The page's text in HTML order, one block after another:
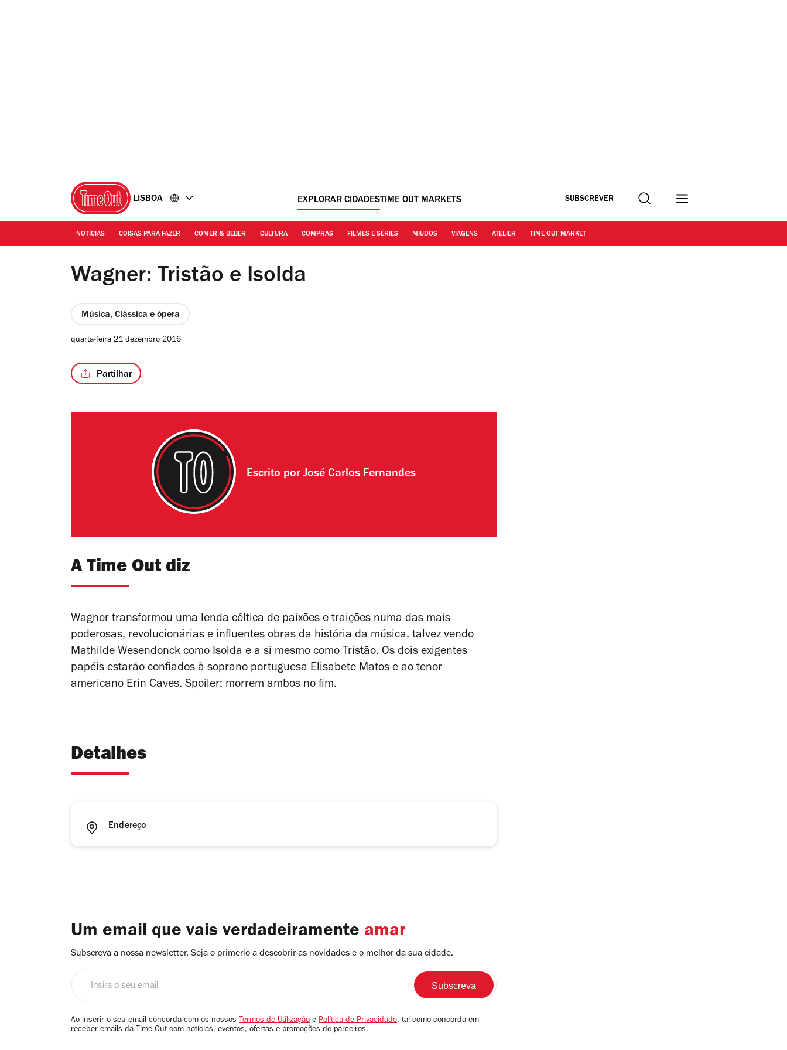
LISBOA EXPLORAR CIDADESTIME OUT MARKETS SUBSCREVER Procurar
NOTÍCIAS COISAS PARA FAZER COMER & BEBER CULTURA COMPRAS FILMES E SÉRIES MIÚDOS VIAGENS ATELIER TIME OUT MARKET
Wagner: Tristão e Isolda
Música, Clássica e ópera
quarta-feira 21 dezembro 2016
Partilhar
Escrito por José Carlos Fernandes
A Time Out diz
Wagner transformou uma lenda céltica de paixões e traições numa das mais
poderosas, revolucionárias e influentes obras da história da música, talvez vendo
Mathilde Wesendonck como Isolda e a si mesmo como Tristão. Os dois exigentes
papéis estarão confiados à soprano portuguesa Elisabete Matos e ao tenor
americano Erin Caves. Spoiler: morrem ambos no fim.
Detalhes
Endereço
Um email que vais verdadeiramente amar
Subscreva a nossa newsletter. Seja o primerio a descobrir as novidades e o melhor da sua cidade.
email
Ao inserir o seu email concorda com os nossos Termos de Utilização e Política de Privacidade, tal como concorda em
receber emails da Time Out com notícias, eventos, ofertas e promoções de parceiros.